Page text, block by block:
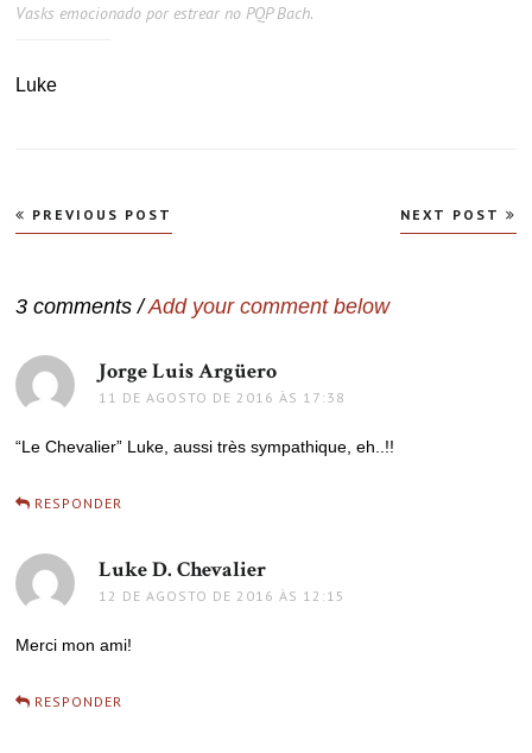
Vasks emocionado por estrear no PQP Bach.
Luke
Navegação
de
PREVIOUS POST NEXT POST
3 comments /Add your comment below
Jorge Luis Argüero
11 DE AGOSTO DE 2016 ÀS 17:38
“Le Chevalier” Luke, aussi très sympathique, eh..!!
RESPONDER
Luke D. Chevalier
12 DE AGOSTO DE 2016 ÀS 12:15
Merci mon ami!
RESPONDER